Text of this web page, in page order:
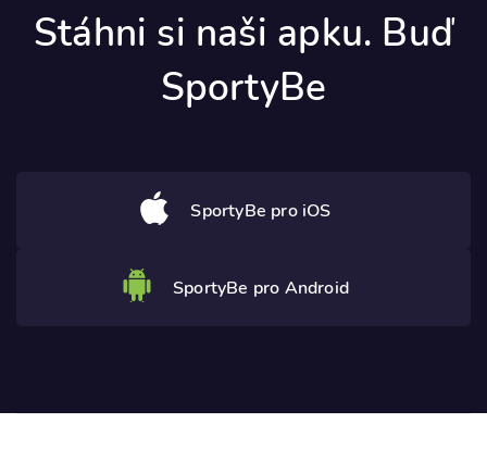
Stáhni si naši apku. Buď
SportyBe
SportyBe pro iOS
SportyBe pro Android